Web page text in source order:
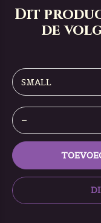
Dit
de